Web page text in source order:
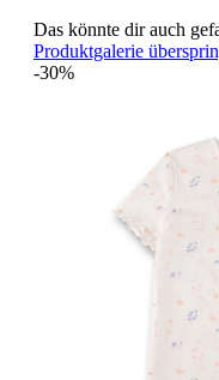
Das könnte dir auch
Produktgalerie
-30%